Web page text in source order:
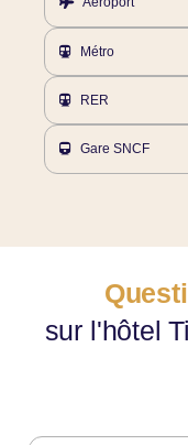
CDG - Roissy Charles
Métro
Ligne 4 et 5 au pied de
RER
RER B et D - 50m /
Gare SNCF
Gare du Nord - Thalys
sur l'hôtel